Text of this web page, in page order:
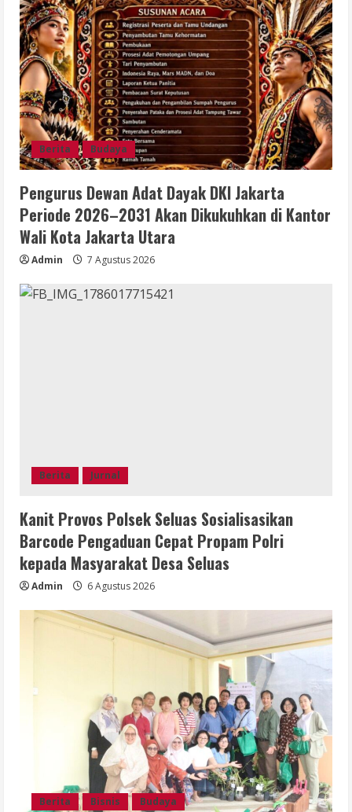
Berita Budaya
Pengurus Dewan Adat Dayak DKI Jakarta
Periode 2026–2031 Akan Dikukuhkan di Kantor
Wali Kota Jakarta Utara
Admin 7 Agustus 2026
Berita Jurnal
Kanit Provos Polsek Seluas Sosialisasikan
Barcode Pengaduan Cepat Propam Polri
kepada Masyarakat Desa Seluas
Admin 6 Agustus 2026
Berita Bisnis Budaya